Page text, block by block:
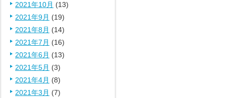
2021年10月 (13)
2021年9月 (19)
2021年8月 (14)
2021年7月 (16)
2021年6月 (13)
2021年5月 (3)
2021年4月 (8)
2021年3月 (7)